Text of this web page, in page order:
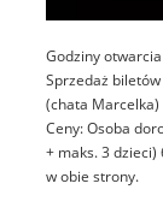
Godziny
Sprzedaż
(chata Marcelka)
Ceny: Osoba
+ maks. 3 dzieci)
w obie strony.